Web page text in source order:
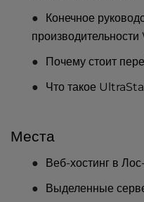
Конечное
Почему стоит
Что такое
Места
Веб-хостинг в
Выделенные